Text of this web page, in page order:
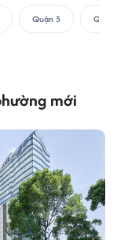
Quận 5 Quận
mới